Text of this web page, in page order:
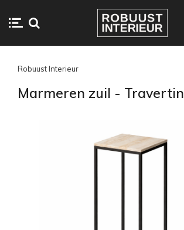
Robuust Interieur
Marmeren zuil - Travertin